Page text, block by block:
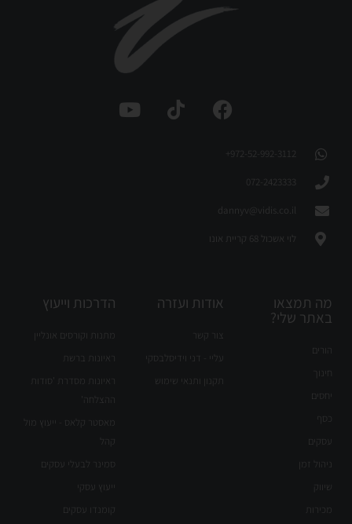
972-52-992-3112⁩+
072-2423333
dannyv@vidis.co.il
לוי אשכול 68 קריית אונו
מה תמצאו
באתר שלי?
הורים
חינוך
יחסים
כסף
עסקים
ניהול זמן
שיווק
אודות ועזרה
צור קשר
עליי - דני וידיסלבסקי
תקנון ותנאי שימוש
הדרכות וייעוץ
מתנות וקורסים אונליין
ראיונות ברשת
ראיונות מסדרת 'סודות
ההצלחה'
מאסטר קלאס - ייעוץ מול
סמינר לבעלי עסקים
ייעוץ עסקי
קומנדו עסקים